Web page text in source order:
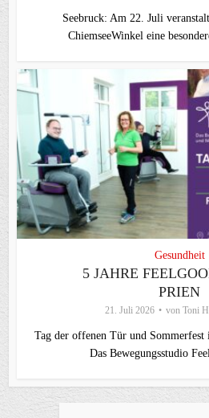
Seebruck: Am 22. Juli
ChiemseeWinkel eine
Gesundheit
5 JAHRE
PRIEN
21. Juli 2026 von Toni
Tag der offenen Tür und Sommerfest
Das Bewegungsstudio